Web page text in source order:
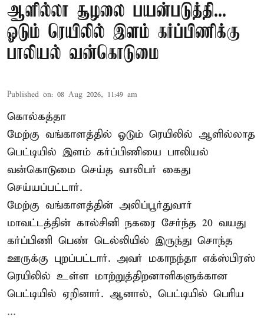
ஆளில்லா சூழலை பயன்படுத்தி...
ஓடும் ரெயிலில் இளம் கர்ப்பிணிக்கு
பாலியல் வன்கொடுமை
Published on: 08 Aug 2026, 11:49 am
கொல்கத்தா
மேற்கு வங்காளத்தில் ஓடும் ரெயிலில் ஆளில்லாத
பெட்டியில் இளம் கர்ப்பிணியை பாலியல்
வன்கொடுமை செய்த வாலிபர் கைது
செய்யப்பட்டார்.
மேற்கு வங்காளத்தின் அலிப்பூர்துவார்
மாவட்டத்தின் கால்சினி நகரை சேர்ந்த 20 வயது
கர்ப்பிணி பெண் டெல்லியில் இருந்து சொந்த
ஊருக்கு புறப்பட்டார். அவர் மகாநந்தா எக்ஸ்பிரஸ்
ரெயிலில் உள்ள மாற்றுத்திறனாளிகளுக்கான
பெட்டியில் ஏறினார். ஆனால், பெட்டியில் பெரிய
...